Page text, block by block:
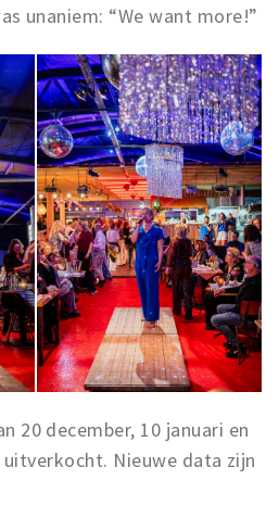
unaniem: “We want more!”
20 december, 10 januari en
Nieuwe data zijn